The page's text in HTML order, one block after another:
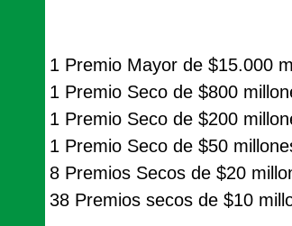
1 Premio Mayor de $15.000
1 Premio Seco de $800
1 Premio Seco de $200
1 Premio Seco de $50
8 Premios Secos de $20
38 Premios secos de $10